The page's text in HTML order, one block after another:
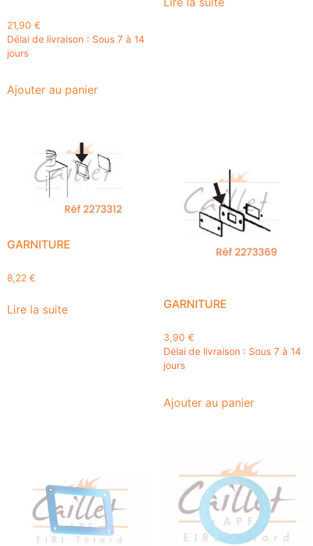
21,90 €
Délai de livraison : Sous 7 à 14
jours
Ajouter au panier
GARNITURE
8,22 €
Lire la suite GARNITURE
3,90 €
Délai de livraison : Sous 7 à 14
jours
Ajouter au panier